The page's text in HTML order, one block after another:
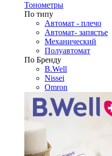
Тонометры
По типу
Автомат - плечо
Автомат- запястье
Механический
Полуавтомат
По Бренду
B.Well
Nissei
Omron